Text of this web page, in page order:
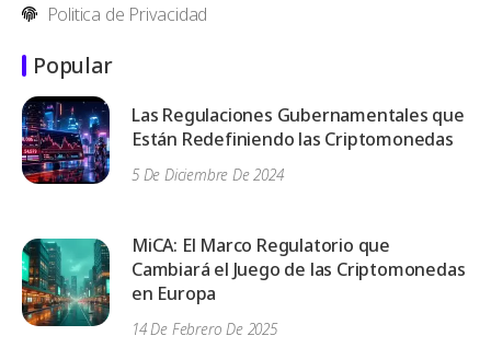
Politica de Privacidad
Popular
Las Regulaciones Gubernamentales que
Están Redefiniendo las Criptomonedas
5 De Diciembre De 2024
MiCA: El Marco Regulatorio que
Cambiará el Juego de las Criptomonedas
en Europa
14 De Febrero De 2025